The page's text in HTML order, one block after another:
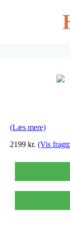
(Læs mere)
2199 kr. (Vis